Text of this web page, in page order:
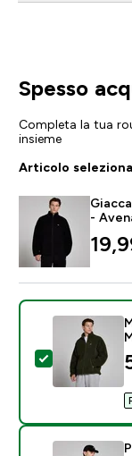
Spesso
Completa la tua
insieme
Articolo
-
Seleziona